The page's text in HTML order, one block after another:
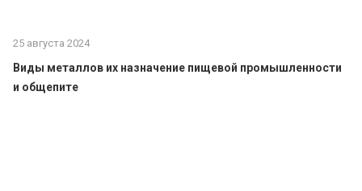
25 августа 2024
Виды металлов их назначение пищевой промышленности
и общепите